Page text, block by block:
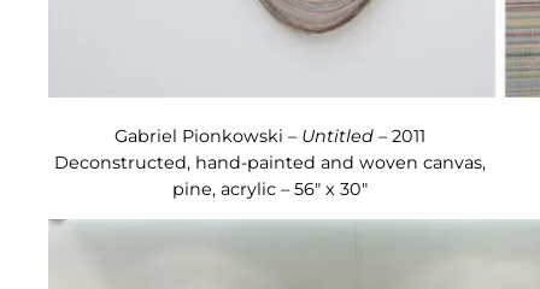
Gabriel Pionkowski – Untitled – 2011
Deconstructed, hand-painted and woven canvas,
pine, acrylic – 56″ x 30″